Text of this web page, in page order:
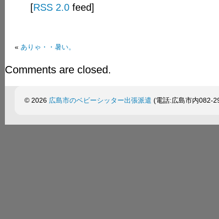
[RSS 2.0 feed]
« ありゃ・・暑い。
Comments are closed.
© 2026 広島市のベビーシッター出張派遣 (電話:広島市内082-